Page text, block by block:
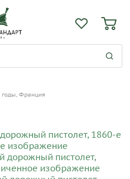
Франция